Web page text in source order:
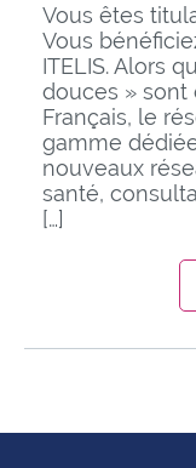
Vous êtes
Vous
ITELIS. Alors
douces » sont
Français, le
gamme
nouveaux
santé,
[…]